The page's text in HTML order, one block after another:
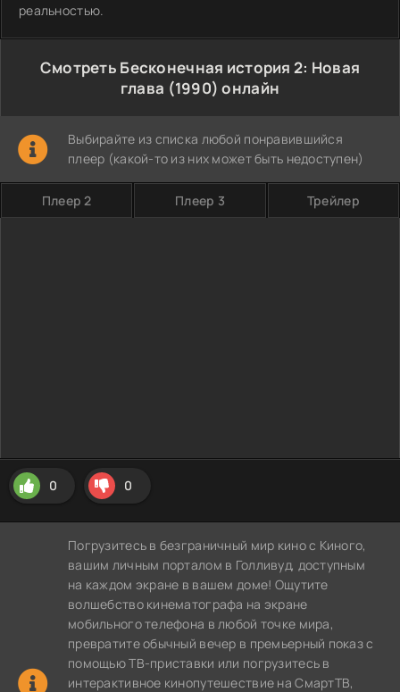
реальностью.
Смотреть Бесконечная история 2: Новая
глава (1990) онлайн
Выбирайте из списка любой понравившийся
плеер (какой-то из них может быть недоступен)
Плеер 2 Плеер 3 Трейлер
0 0
Погрузитесь в безграничный мир кино с Киного,
вашим личным порталом в Голливуд, доступным
на каждом экране в вашем доме! Ощутите
волшебство кинематографа на экране
мобильного телефона в любой точке мира,
превратите обычный вечер в премьерный показ с
помощью ТВ-приставки или погрузитесь в
интерактивное кинопутешествие на СмартТВ,